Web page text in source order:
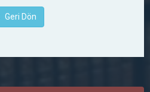
Dön